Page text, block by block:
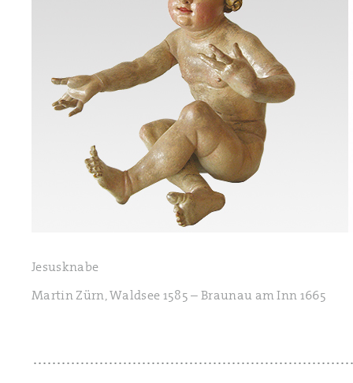
Jesusknabe
Martin Zürn, Waldsee 1585 – Braunau am Inn 1665